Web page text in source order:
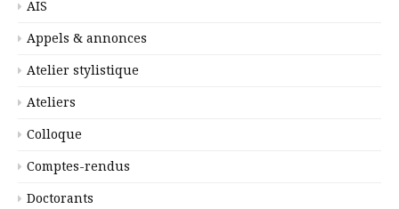
AIS
Appels & annonces
Atelier stylistique
Ateliers
Colloque
Comptes-rendus
Doctorants